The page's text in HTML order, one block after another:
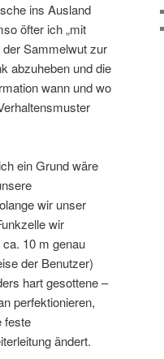
ins Ausland
öfter ich „mit
Sammelwut zur
abzuheben und die
wann und wo
ein Grund wäre
wir unser
wir
10 m genau
der Benutzer)
hart gesottene –
perfektionieren,
feste
ändert.